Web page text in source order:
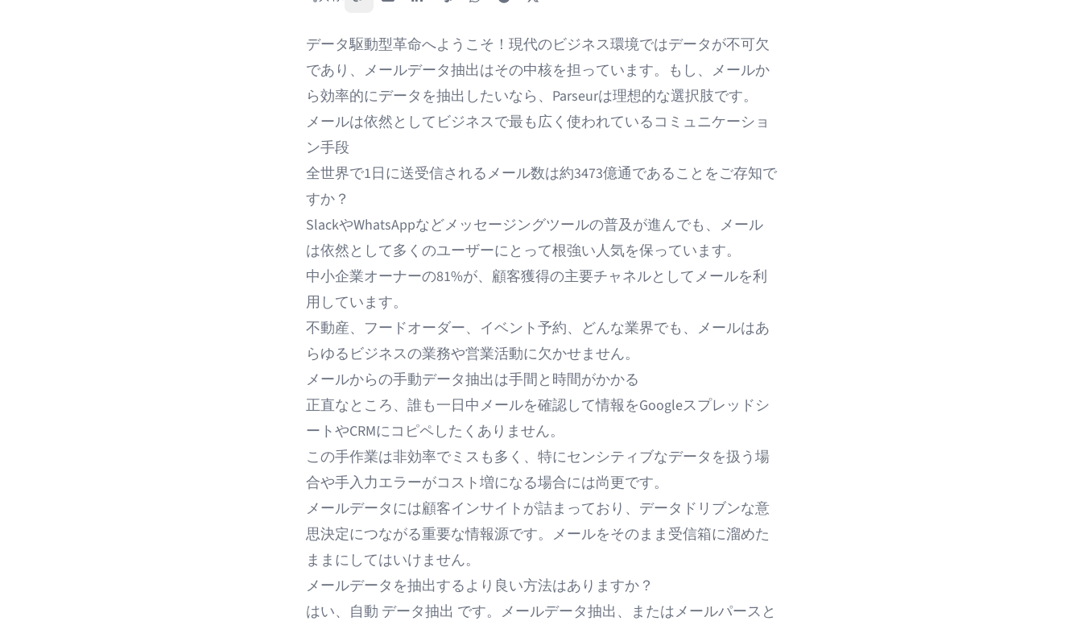
データ駆動型革命へようこそ！現代のビジネス環境ではデータが不可欠
であり、メールデータ抽出はその中核を担っています。もし、メールか
ら効率的にデータを抽出したいなら、Parseurは理想的な選択肢です。
メールは依然としてビジネスで最も広く使われているコミュニケーショ
ン手段
全世界で1日に送受信されるメール数は約3473億通であることをご存知で
すか？
SlackやWhatsAppなどメッセージングツールの普及が進んでも、メール
は依然として多くのユーザーにとって根強い人気を保っています。
中小企業オーナーの81%が、顧客獲得の主要チャネルとしてメールを利
用しています。
不動産、フードオーダー、イベント予約、どんな業界でも、メールはあ
らゆるビジネスの業務や営業活動に欠かせません。
メールからの手動データ抽出は手間と時間がかかる
正直なところ、誰も一日中メールを確認して情報をGoogleスプレッドシ
ートやCRMにコピペしたくありません。
この手作業は非効率でミスも多く、特にセンシティブなデータを扱う場
合や手入力エラーがコスト増になる場合には尚更です。
メールデータには顧客インサイトが詰まっており、データドリブンな意
思決定につながる重要な情報源です。メールをそのまま受信箱に溜めた
ままにしてはいけません。
メールデータを抽出するより良い方法はありますか？
はい、自動 データ抽出 です。メールデータ抽出、またはメールパースと